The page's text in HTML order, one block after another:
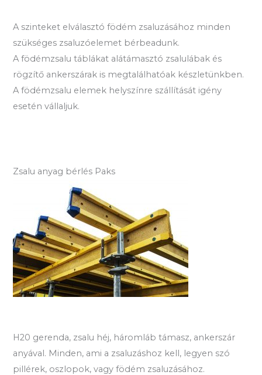
A szinteket elválasztó födém zsaluzásához minden
szükséges zsaluzóelemet bérbeadunk.
A födémzsalu táblákat alátámasztó zsalulábak és
rögzítő ankerszárak is megtalálhatóak készletünkben.
A födémzsalu elemek helyszínre szállítását igény
esetén vállaljuk.
Zsalu anyag bérlés Paks
H20 gerenda, zsalu héj, háromláb támasz, ankerszár
anyával. Minden, ami a zsaluzáshoz kell, legyen szó
pillérek, oszlopok, vagy födém zsaluzásához.